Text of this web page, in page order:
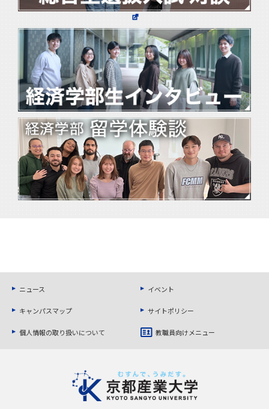
ニュース イベント
キャンパスマップ サイトポリシー
個人情報の取り扱いについて 教職員向けメニュー